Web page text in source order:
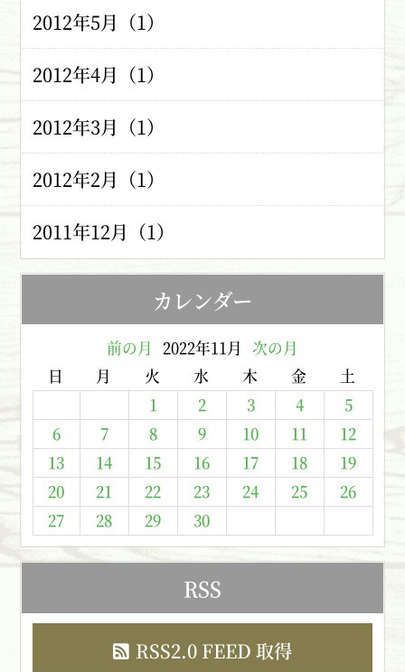
2012年5月（1）
2012年4月（1）
2012年3月（1）
2012年2月（1）
2011年12月（1）
カレンダー
前の月 2022年11月 次の月
日
月 火 水 木 金
土
1
2 3 4
5
6
7 8 9 10 11
12
13
14 15 16 17 18
19
20
21 22 23 24 25
26
27
28 29 30
RSS
RSS2.0 FEED 取得